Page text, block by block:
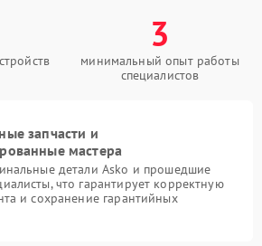
3
минимальный опыт работы
специалистов
запчасти и
мастера
детали Asko и прошедшие
что гарантирует корректную
и сохранение гарантийных